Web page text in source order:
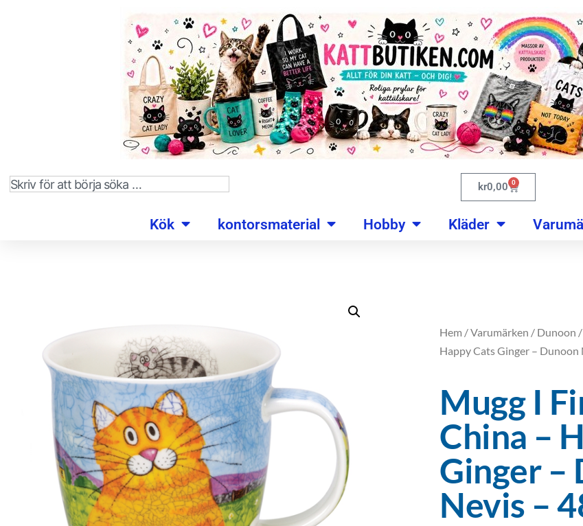
kr0,00 0
Kök kontorsmaterial Hobby Kläder
Hem /Varumärken / Dunoon
Happy Cats Ginger – Dunoon
Mugg I
China –
Ginger –
Nevis –